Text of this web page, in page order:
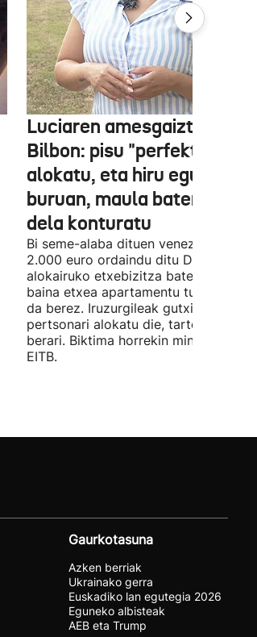
Luciaren amesgaiztoa
Bilbon: pisu "perfektua"
alokatu, eta hiru egunen
buruan, maula baten
dela konturatu
Bi seme-alaba dituen venezuelar
2.000 euro ordaindu ditu Deustun
alokairuko etxebizitza batengatik,
baina etxea apartamentu turistiko bat
da berez. Iruzurgileak gutxienez 10
pertsonari alokatu die, tartean Luciari
berari. Biktima horrekin mintzatu da
EITB.
Gaurkotasuna
Azken berriak
Ukrainako gerra
Euskadiko lan egutegia 2026
Eguneko albisteak
AEB eta Trump